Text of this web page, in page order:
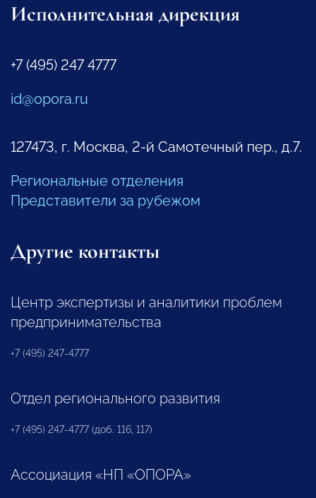
Исполнительная дирекция
+7 (495) 247 4777
id@opora.ru
127473, г. Москва, 2-й Самотечный пер., д.7.
Региональные отделения
Представители за рубежом
Другие контакты
Центр экспертизы и аналитики проблем
предпринимательства
+7 (495) 247-4777
Отдел регионального развития
+7 (495) 247-4777 (доб. 116, 117)
Ассоциация «НП «ОПОРА»